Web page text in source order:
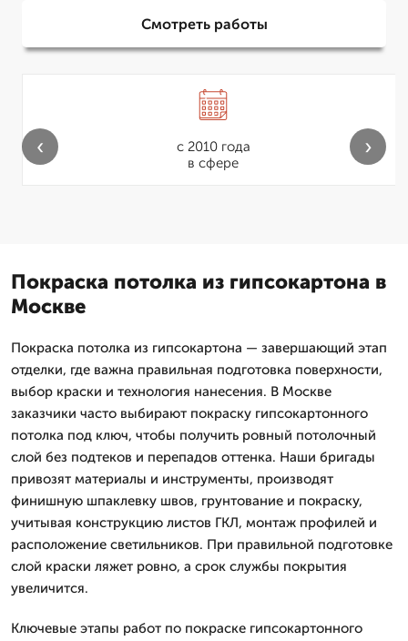
Смотреть работы
с 2010 года
в сфере
‹ ›
Покраска потолка из гипсокартона в
Москве
Покраска потолка из гипсокартона — завершающий этап
отделки, где важна правильная подготовка поверхности,
выбор краски и технология нанесения. В Москве
заказчики часто выбирают покраску гипсокартонного
потолка под ключ, чтобы получить ровный потолочный
слой без подтеков и перепадов оттенка. Наши бригады
привозят материалы и инструменты, производят
финишную шпаклевку швов, грунтование и покраску,
учитывая конструкцию листов ГКЛ, монтаж профилей и
расположение светильников. При правильной подготовке
слой краски ляжет ровно, а срок службы покрытия
увеличится.
Ключевые этапы работ по покраске гипсокартонного